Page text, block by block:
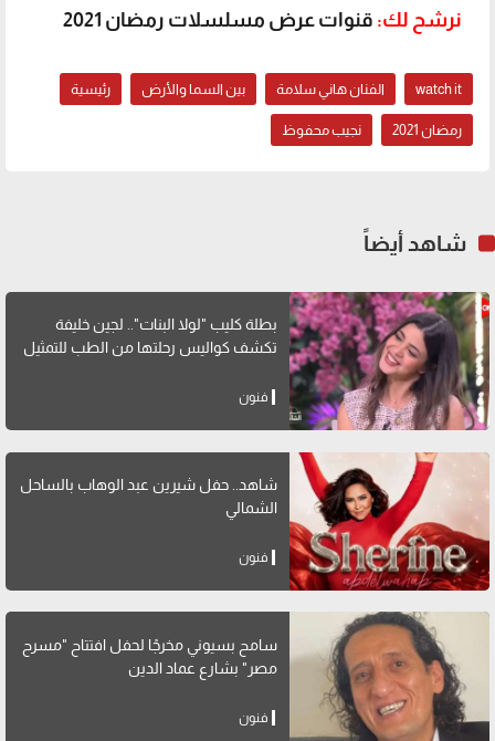
نرشح لك: قنوات عرض مسلسلات رمضان 2021
watch it الفنان هاني سلامة بين السما والأرض رئيسية
رمضان 2021 نجيب محفوظ
شاهد أيضاً
بطلة كليب "لولا البنات".. لجين خليفة
تكشف كواليس رحلتها من الطب للتمثيل
فنون
شاهد.. حفل شيرين عبد الوهاب بالساحل
الشمالي
فنون
سامح بسيوني مخرجًا لحفل افتتاح "مسرح
مصر" بشارع عماد الدين
فنون